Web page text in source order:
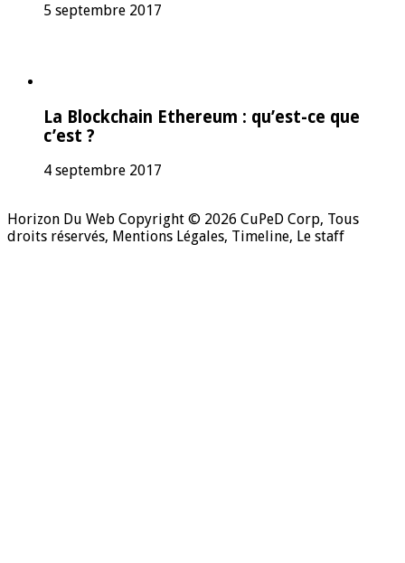
5 septembre 2017
La Blockchain Ethereum : qu’est-ce que
c’est ?
4 septembre 2017
Horizon Du Web Copyright © 2026 CuPeD Corp, Tous
droits réservés, Mentions Légales, Timeline, Le staff